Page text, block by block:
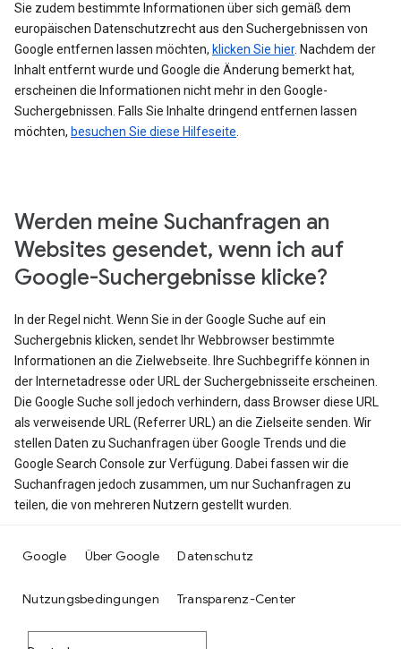
Sie zudem bestimmte Informationen über sich gemäß dem
europäischen Datenschutzrecht aus den Suchergebnissen von
Google entfernen lassen möchten, klicken Sie hier. Nachdem der
Inhalt entfernt wurde und Google die Änderung bemerkt hat,
erscheinen die Informationen nicht mehr in den Google-
Suchergebnissen. Falls Sie Inhalte dringend entfernen lassen
möchten, besuchen Sie diese Hilfeseite
Werden meine Suchanfragen an
Websites gesendet, wenn ich auf
Google-Suchergebnisse klicke?
In der Regel nicht. Wenn Sie in der Google Suche auf ein
Suchergebnis klicken, sendet Ihr Webbrowser bestimmte
Informationen an die Zielwebseite. Ihre Suchbegriffe können in
der Internetadresse oder URL der Suchergebnisseite erscheinen.
Die Google Suche soll jedoch verhindern, dass Browser diese URL
als verweisende URL (Referrer URL) an die Zielseite senden. Wir
stellen Daten zu Suchanfragen über Google Trends und die
Google Search Console zur Verfügung. Dabei fassen wir die
Suchanfragen jedoch zusammen, um nur Suchanfragen zu
teilen, die von mehreren Nutzern gestellt wurden.
Google Über Google Datenschutz
Nutzungsbedingungen Transparenz-Center